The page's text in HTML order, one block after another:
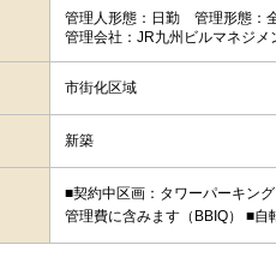
管理人形態：日勤 管理形態：
管理会社：JR九州ビルマネジメ
市街化区域
新築
■契約中区画：タワーパーキン
管理費に含みます（BBIQ） ■